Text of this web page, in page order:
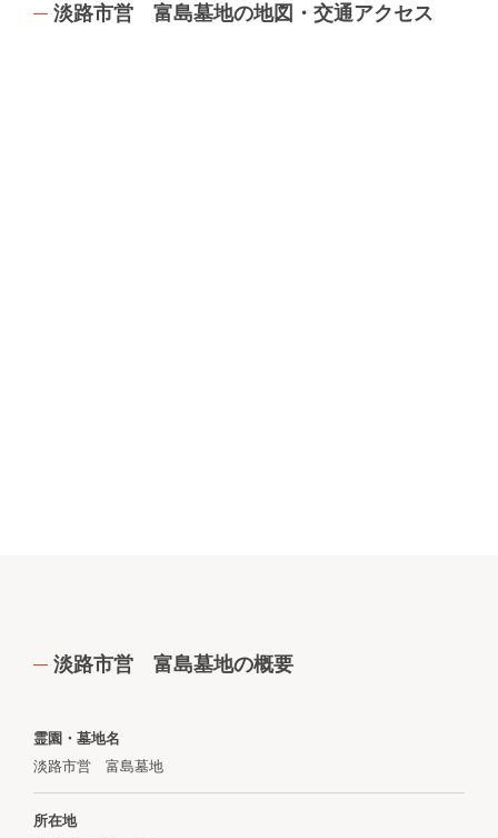
淡路市営 富島墓地の地図・交通アクセス
淡路市営 富島墓地の概要
霊園・墓地名
淡路市営 富島墓地
所在地